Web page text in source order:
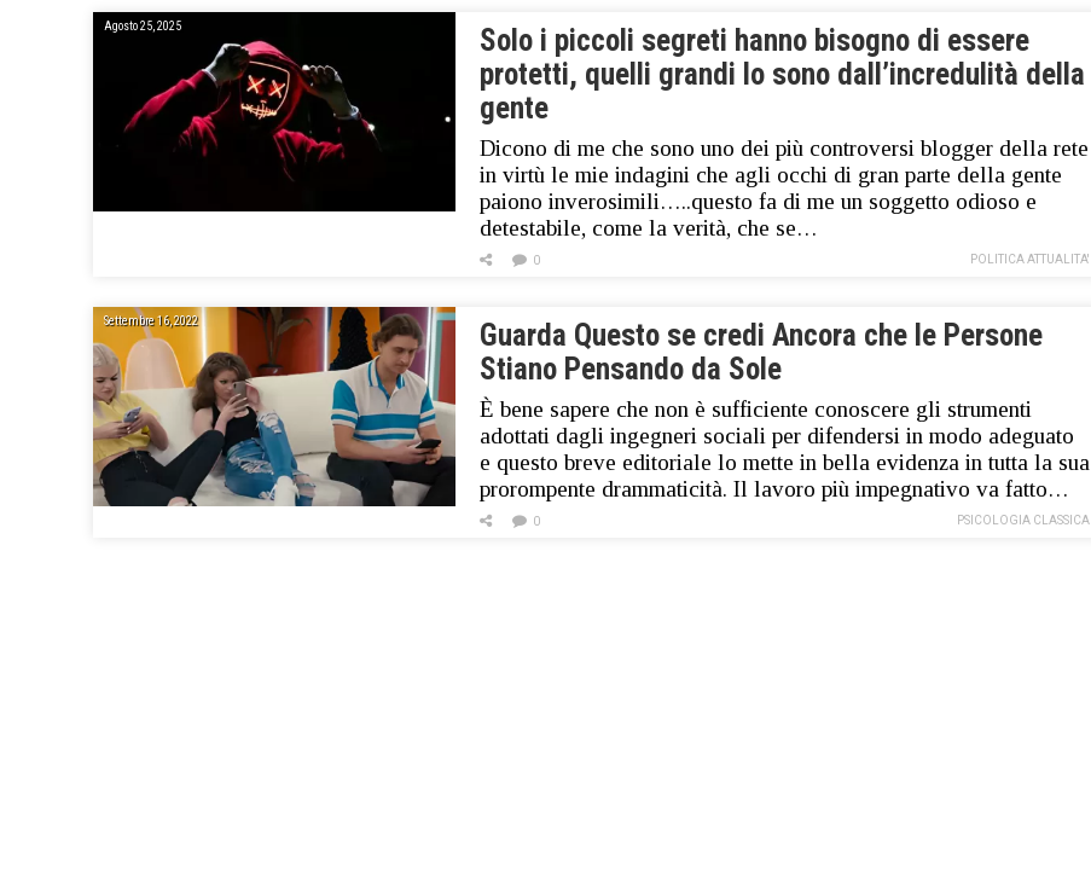
Agosto 25, 2025
Solo i piccoli segreti hanno bisogno di essere
protetti, quelli grandi lo sono dall’incredulità della
gente
Dicono di me che sono uno dei più controversi blogger della rete
in virtù le mie indagini che agli occhi di gran parte della gente
paiono inverosimili…..questo fa di me un soggetto odioso e
detestabile, come la verità, che se…
POLITICA ATTUALITA'
0
Settembre 16, 2022
Guarda Questo se credi Ancora che le Persone
Stiano Pensando da Sole
È bene sapere che non è sufficiente conoscere gli strumenti
adottati dagli ingegneri sociali per difendersi in modo adeguato
e questo breve editoriale lo mette in bella evidenza in tutta la sua
prorompente drammaticità. Il lavoro più impegnativo va fatto…
PSICOLOGIA CLASSICA
0